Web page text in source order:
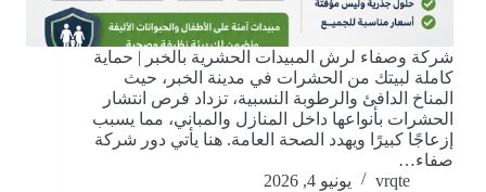
شركة وصفاء لرش المبيدات الحشرية بالخبر | حماية
كاملة لبيتك من الحشرات في مدينة الخبر، حيث
المناخ الدافئ والرطوبة النسبية، تزداد فرص انتشار
الحشرات بأنواعها داخل المنازل والمباني، مما يسبب
إزعاجًا كبيرًا ويهدد الصحة العامة. هنا يأتي دور شركة
صفاء…
vrqte
يونيو 4, 2026